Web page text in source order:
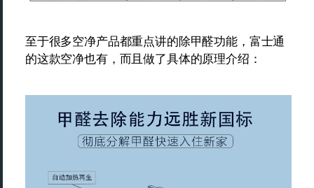
至于很多空净产品都重点讲的除甲醛功能，富士通
的这款空净也有，而且做了具体的原理介绍：